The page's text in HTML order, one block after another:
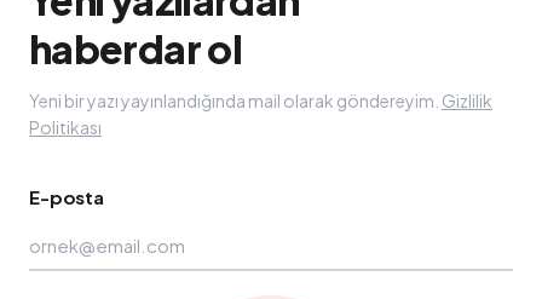
haberdar ol
Yeni bir yazı yayınlandığında mail olarak göndereyim. Gizlilik
Politikası
E-posta